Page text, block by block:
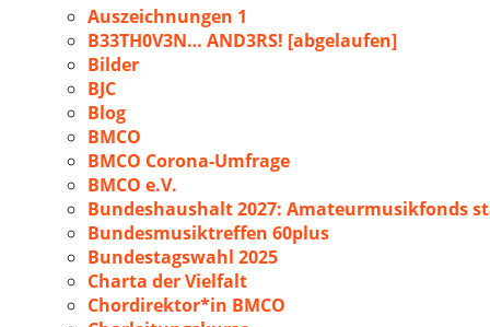
Auszeichnungen 1
B33TH0V3N… AND3RS! [abgelaufen]
Bilder
BJC
Blog
BMCO
BMCO Corona-Umfrage
BMCO e.V.
Bundeshaushalt 2027: Amateurmusikfonds
Bundesmusiktreffen 60plus
Bundestagswahl 2025
Charta der Vielfalt
Chordirektor*in BMCO